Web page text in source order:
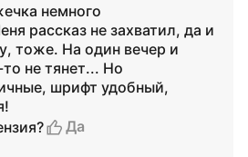
немного
рассказ не захватил, да и
тоже. На один вечер и
не тянет... Но
шрифт удобный,
Да